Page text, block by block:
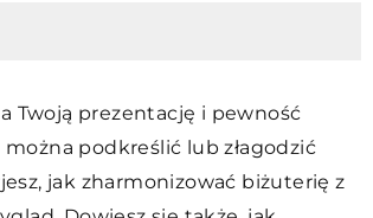
Twoją prezentację i pewność
podkreślić lub złagodzić
jak zharmonizować biżuterię z